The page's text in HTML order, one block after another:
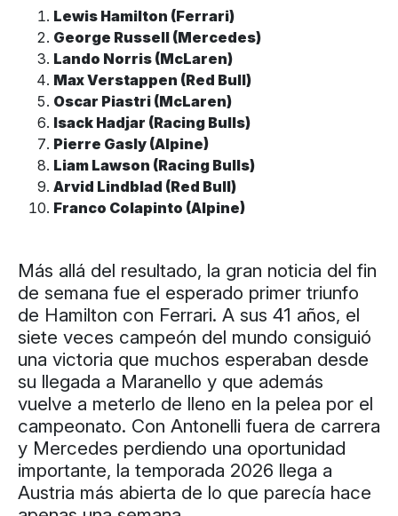
Lewis Hamilton (Ferrari)
George Russell (Mercedes)
Lando Norris (McLaren)
Max Verstappen (Red Bull)
Oscar Piastri (McLaren)
Isack Hadjar (Racing Bulls)
Pierre Gasly (Alpine)
Liam Lawson (Racing Bulls)
Arvid Lindblad (Red Bull)
Franco Colapinto (Alpine)
Más allá del resultado, la gran noticia del fin
de semana fue el esperado primer triunfo
de Hamilton con Ferrari. A sus 41 años, el
siete veces campeón del mundo consiguió
una victoria que muchos esperaban desde
su llegada a Maranello y que además
vuelve a meterlo de lleno en la pelea por el
campeonato. Con Antonelli fuera de carrera
y Mercedes perdiendo una oportunidad
importante, la temporada 2026 llega a
Austria más abierta de lo que parecía hace